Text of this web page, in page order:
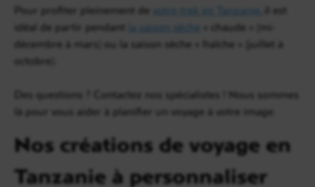
Pour profiter pleinement de votre trek en Tanzanie
, il est
idéal de partir pendant
la saison sèche
« chaude » (mi-
décembre à mars) ou la saison sèche « fraîche » (juillet à
octobre).
Des questions ? Contactez nos spécialistes ! Nous sommes
là pour vous aider à planifier un voyage à votre image.
Nos créations de voyage en
Tanzanie à personnaliser